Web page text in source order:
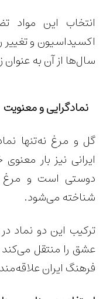
انتخاب این مواد
اکسیداسیون و تغییر
سال‌ها از آن به عنوان
نمادگرایی و معنویت
گل و مرغ نه‌تنها
ایرانی نیز بار
دوستی است و مرغ
شناخته می‌شود.
ترکیب این دو نماد
عشق را منتقل می‌کند
فرهنگ ایران